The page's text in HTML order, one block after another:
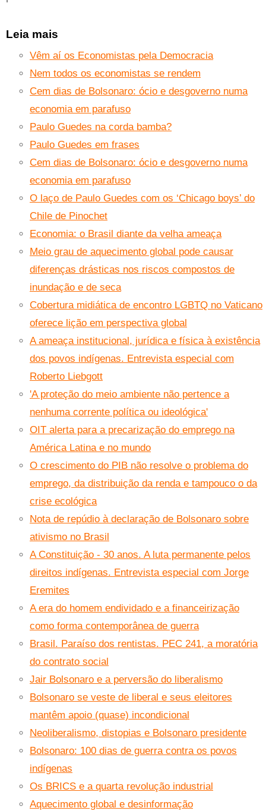
Leia mais
Vêm aí os Economistas pela Democracia
Nem todos os economistas se rendem
Cem dias de Bolsonaro: ócio e desgoverno numa
economia em parafuso
Paulo Guedes na corda bamba?
Paulo Guedes em frases
Cem dias de Bolsonaro: ócio e desgoverno numa
economia em parafuso
O laço de Paulo Guedes com os ‘Chicago boys’ do
Chile de Pinochet
Economia: o Brasil diante da velha ameaça
Meio grau de aquecimento global pode causar
diferenças drásticas nos riscos compostos de
inundação e de seca
Cobertura midiática de encontro LGBTQ no Vaticano
oferece lição em perspectiva global
A ameaça institucional, jurídica e física à existência
dos povos indígenas. Entrevista especial com
Roberto Liebgott
'A proteção do meio ambiente não pertence a
nenhuma corrente política ou ideológica'
OIT alerta para a precarização do emprego na
América Latina e no mundo
O crescimento do PIB não resolve o problema do
emprego, da distribuição da renda e tampouco o da
crise ecológica
Nota de repúdio à declaração de Bolsonaro sobre
ativismo no Brasil
A Constituição - 30 anos. A luta permanente pelos
direitos indígenas. Entrevista especial com Jorge
Eremites
A era do homem endividado e a financeirização
como forma contemporânea de guerra
Brasil. Paraíso dos rentistas. PEC 241, a moratória
do contrato social
Jair Bolsonaro e a perversão do liberalismo
Bolsonaro se veste de liberal e seus eleitores
mantêm apoio (quase) incondicional
Neoliberalismo, distopias e Bolsonaro presidente
Bolsonaro: 100 dias de guerra contra os povos
indígenas
Os BRICS e a quarta revolução industrial
Aquecimento global e desinformação